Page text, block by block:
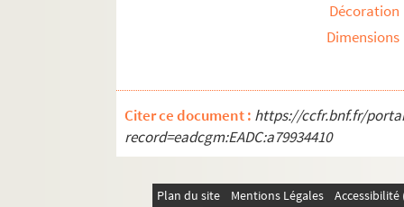
Décoration
Dimensions
Citer ce document : https://ccfr.bnf.fr/
record=eadcgm:EADC:a79934410
Plan du site Mentions Légales